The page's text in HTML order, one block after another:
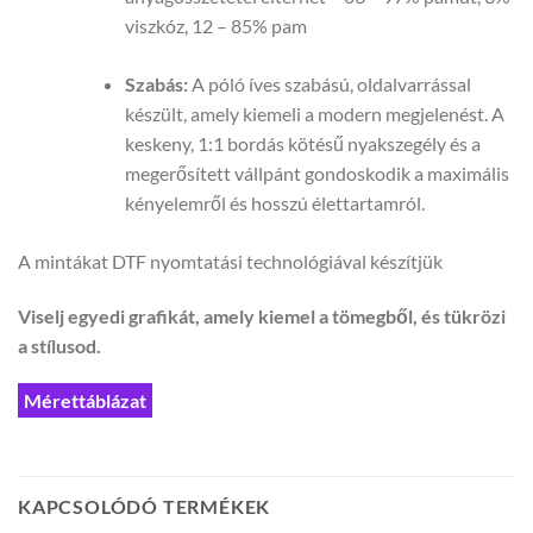
viszkóz, 12 – 85% pam
Szabás:A póló íves szabású, oldalvarrással
készült, amely kiemeli a modern megjelenést. A
keskeny, 1:1 bordás kötésű nyakszegély és a
megerősített vállpánt gondoskodik a maximális
kényelemről és hosszú élettartamról.
A mintákat DTF nyomtatási technológiával készítjük
Viselj egyedi grafikát, amely kiemel a tömegből, és tükrözi
a stílusod.
Mérettáblázat
KAPCSOLÓDÓ TERMÉKEK